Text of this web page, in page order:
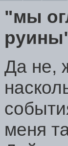
"мы
Да не,
меня